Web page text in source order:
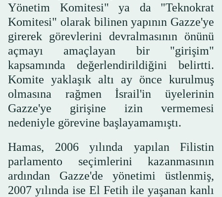
Yönetim Komitesi" ya da "Teknokrat
Komitesi" olarak bilinen yapının Gazze'ye
girerek görevlerini devralmasının önünü
açmayı amaçlayan bir "girişim"
kapsamında değerlendirildiğini belirtti.
Komite yaklaşık altı ay önce kurulmuş
olmasına rağmen İsrail'in üyelerinin
Gazze'ye girişine izin vermemesi
nedeniyle görevine başlayamamıştı.
Hamas, 2006 yılında yapılan Filistin
parlamento seçimlerini kazanmasının
ardından Gazze'de yönetimi üstlenmiş,
2007 yılında ise El Fetih ile yaşanan kanlı